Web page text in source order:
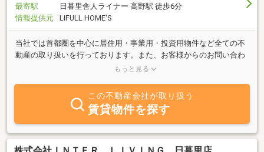
最寄駅
日暮里舎人ライナー 高野駅 徒歩6分
情報提供元
LIFULL HOME'S
当社では首都圏を中心に居住用・事業用・投資用物件など全ての不
動産の取り扱いを行っております。また、お客様からのお問い合わ
せの電話やメール受信につきましては、営業時間外も早急に対応を
もっと見る
この不動産会社が取り扱う
賃貸物件を探す